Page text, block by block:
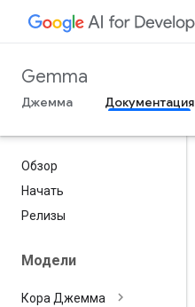
Gemma
Джемма Документация
Обзор
Начать
Релизы
Модели
Кора Джемма